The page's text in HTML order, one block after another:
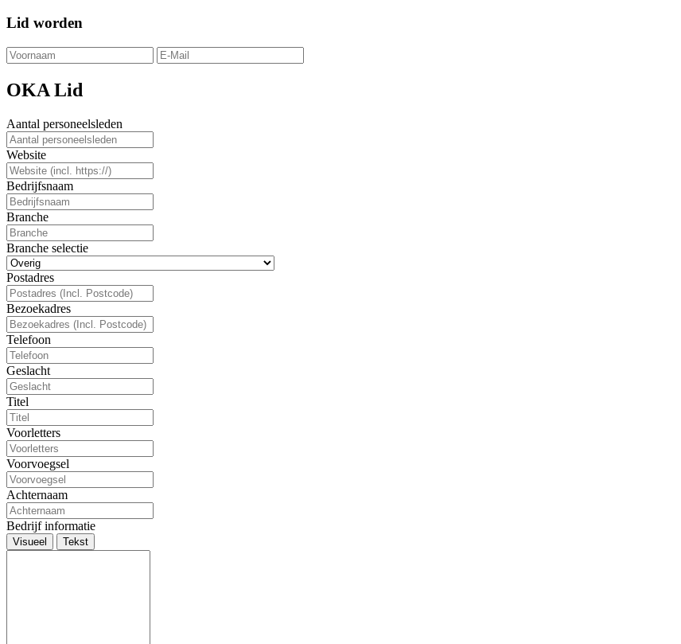
Lid worden
OKA Lid
Aantal personeelsleden
Website
Bedrijfsnaam
Branche
Branche selectie
Postadres
Bezoekadres
Telefoon
Geslacht
Titel
Voorletters
Voorvoegsel
Achternaam
Bedrijf informatie
Visueel Tekst